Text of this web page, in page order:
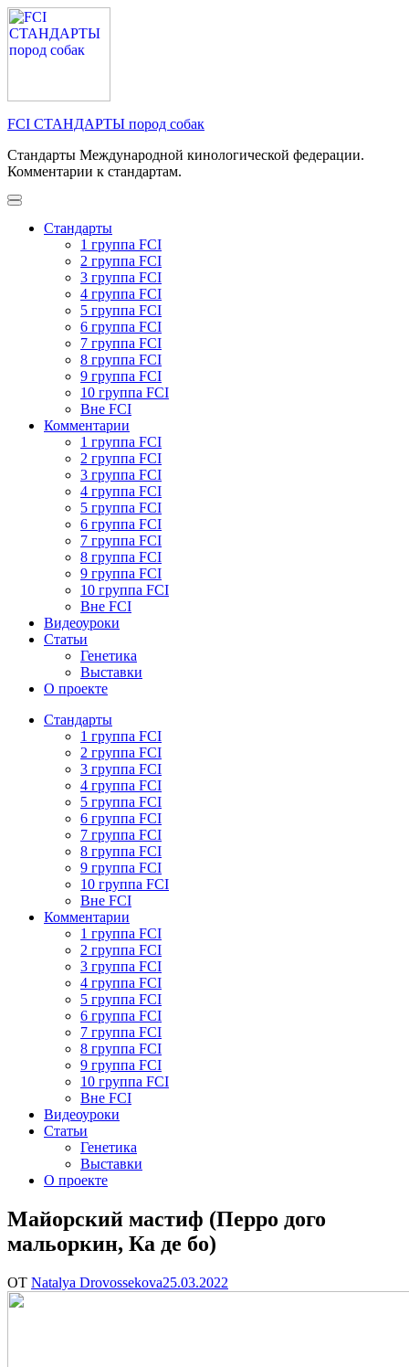
Перейти
к
содержимому
FCI СТАНДАРТЫ пород собак
Стандарты Международной кинологической федерации.
Комментарии к стандартам.
Стандарты
1 группа FCI
2 группа FCI
3 группа FCI
4 группа FCI
5 группа FCI
6 группа FCI
7 группа FCI
8 группа FCI
9 группа FCI
10 группа FCI
Вне FCI
Комментарии
1 группа FCI
2 группа FCI
3 группа FCI
4 группа FCI
5 группа FCI
6 группа FCI
7 группа FCI
8 группа FCI
9 группа FCI
10 группа FCI
Вне FCI
Видеоуроки
Статьи
Генетика
Выставки
О проекте
Стандарты
1 группа FCI
2 группа FCI
3 группа FCI
4 группа FCI
5 группа FCI
6 группа FCI
7 группа FCI
8 группа FCI
9 группа FCI
10 группа FCI
Вне FCI
Комментарии
1 группа FCI
2 группа FCI
3 группа FCI
4 группа FCI
5 группа FCI
6 группа FCI
7 группа FCI
8 группа FCI
9 группа FCI
10 группа FCI
Вне FCI
Видеоуроки
Статьи
Генетика
Выставки
О проекте
Майорский мастиф (Перро дого
мальоркин, Ка де бо)
ОТ Natalya Drovossekova25.03.2022